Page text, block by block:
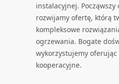
instalacyjnej. Począwszy
rozwijamy ofertę, którą
kompleksowe
ogrzewania. Bogate
wykorzystujemy oferując
kooperacyjne.